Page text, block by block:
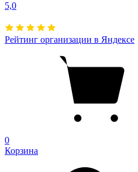
5,0
Рейтинг организации в Яндексе
0
Корзина